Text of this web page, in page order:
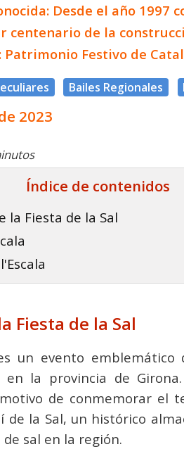
Desde el año 1997
centenario de la
Festivo de
Bailes Regionales
2023
Índice de contenidos
la Fiesta de la Sal
Fiesta de la Sal
un evento
en la provincia de
de conmemorar el
de la Sal, un histórico
sal en la región.